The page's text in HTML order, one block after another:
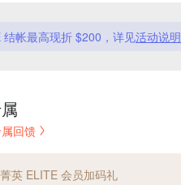
结帐最高现折 $200，详见活动说明
回馈
英 ELITE 会员加码礼